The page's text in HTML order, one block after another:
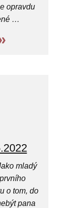
opravdu
…
mladý
o tom, do
pana